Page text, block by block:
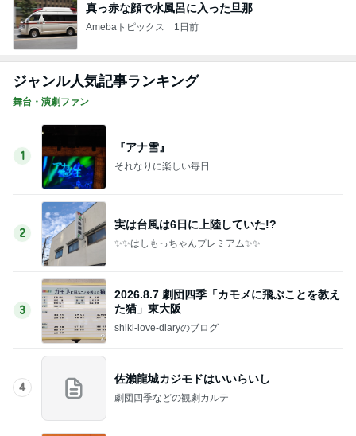
真っ赤な顔で水風呂に入った旦那
Amebaトピックス 1日前
ジャンル人気記事ランキング
舞台・演劇ファン
1
『アナ雪』
それなりに楽しい毎日
2
実は台風は6日に上陸していた!?
✨️✨️はしもっちゃんプレミアム✨️✨️
3
2026.8.7 劇団四季「カモメに飛ぶことを教え
た猫」東大阪
shiki-love-diaryのブログ
4
佐瀨龍城カジモドはいいらいし
劇団四季などの観劇カルテ